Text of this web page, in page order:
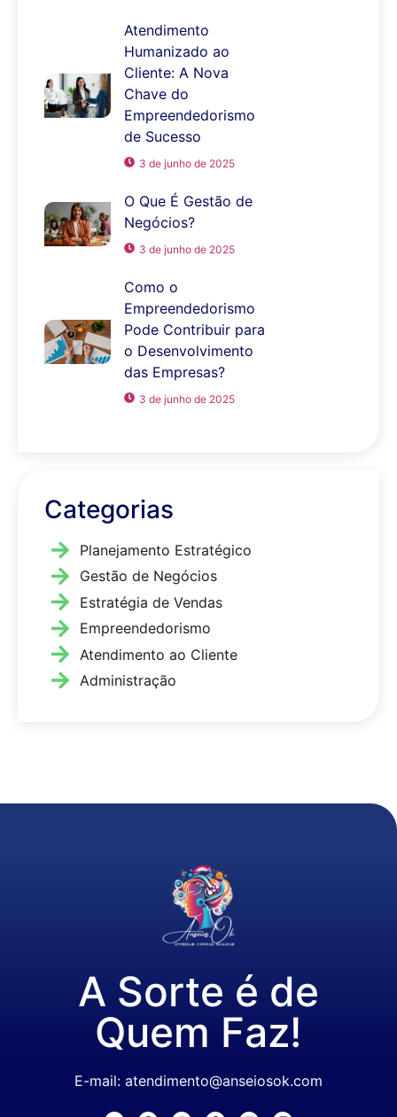
Atendimento
Humanizado ao
Cliente: A Nova
Chave do
Empreendedorismo
de Sucesso
3 de junho de 2025
O Que É Gestão de
Negócios?
3 de junho de 2025
Como o
Empreendedorismo
Pode Contribuir para
o Desenvolvimento
das Empresas?
3 de junho de 2025
Categorias
Planejamento Estratégico
Gestão de Negócios
Estratégia de Vendas
Empreendedorismo
Atendimento ao Cliente
Administração
A Sorte é de
Quem Faz!
E-mail: atendimento@anseiosok.com